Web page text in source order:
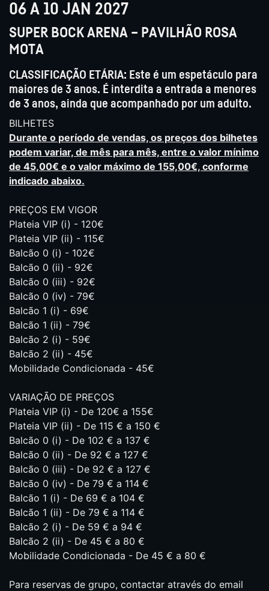
06 A 10 JAN 2027
SUPER BOCK ARENA – PAVILHÃO ROSA
MOTA
CLASSIFICAÇÃO ETÁRIA: Este é um espetáculo para
maiores de 3 anos. É interdita a entrada a menores
de 3 anos, ainda que acompanhado por um adulto.
BILHETES
Durante o período de vendas, os preços dos bilhetes
podem variar, de mês para mês, entre o valor mínimo
de 45,00€ e o valor máximo de 155,00€, conforme
indicado abaixo.
PREÇOS EM VIGOR
Plateia VIP (i) - 120€
Plateia VIP (ii) - 115€
Balcão 0 (i) - 102€
Balcão 0 (ii) - 92€
Balcão 0 (iii) - 92€
Balcão 0 (iv) - 79€
Balcão 1 (i) - 69€
Balcão 1 (ii) - 79€
Balcão 2 (i) - 59€
Balcão 2 (ii) - 45€
Mobilidade Condicionada - 45€
VARIAÇÃO DE PREÇOS
Plateia VIP (i) - De 120€ a 155€
Plateia VIP (ii) - De 115 € a 150 €
Balcão 0 (i) - De 102 € a 137 €
Balcão 0 (ii) - De 92 € a 127 €
Balcão 0 (iii) - De 92 € a 127 €
Balcão 0 (iv) - De 79 € a 114 €
Balcão 1 (i) - De 69 € a 104 €
Balcão 1 (ii) - De 79 € a 114 €
Balcão 2 (i) - De 59 € a 94 €
Balcão 2 (ii) - De 45 € a 80 €
Mobilidade Condicionada - De 45 € a 80 €
Para reservas de grupo, contactar através do email